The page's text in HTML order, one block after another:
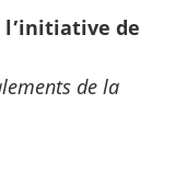
de
de la